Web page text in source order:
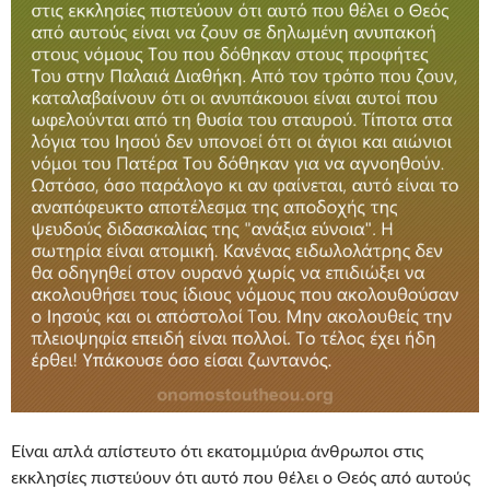
Είναι απλά απίστευτο ότι εκατομμύρια άνθρωποι στις
εκκλησίες πιστεύουν ότι αυτό που θέλει ο Θεός από αυτούς